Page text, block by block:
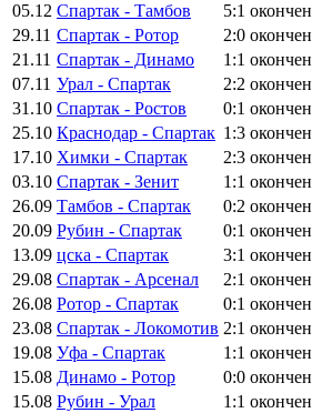
05.12 Спартак - Тамбов 5:1 окончен
29.11 Спартак - Ротор 2:0 окончен
21.11 Спартак - Динамо 1:1 окончен
07.11 Урал - Спартак 2:2 окончен
31.10 Спартак - Ростов 0:1 окончен
25.10 Краснодар - Спартак 1:3 окончен
17.10 Химки - Спартак 2:3 окончен
03.10 Спартак - Зенит 1:1 окончен
26.09 Тамбов - Спартак 0:2 окончен
20.09 Рубин - Спартак 0:1 окончен
13.09 цска - Спартак 3:1 окончен
29.08 Спартак - Арсенал 2:1 окончен
26.08 Ротор - Спартак 0:1 окончен
23.08 Спартак - Локомотив 2:1 окончен
19.08 Уфа - Спартак 1:1 окончен
15.08 Динамо - Ротор 0:0 окончен
15.08 Рубин - Урал 1:1 окончен